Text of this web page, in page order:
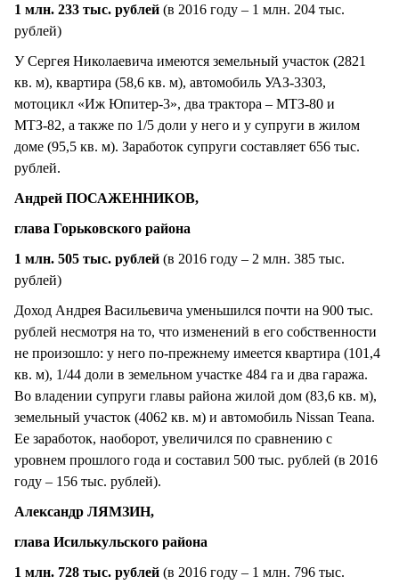
1 млн. 233 тыс. рублей (в 2016 году – 1 млн. 204 тыс.
рублей)
У Сергея Николаевича имеются земельный участок (2821
кв. м), квартира (58,6 кв. м), автомобиль УАЗ-3303,
мотоцикл «Иж Юпитер-3», два трактора – МТЗ-80 и
МТЗ-82, а также по 1/5 доли у него и у супруги в жилом
доме (95,5 кв. м). Заработок супруги составляет 656 тыс.
рублей.
Андрей ПОСАЖЕННИКОВ,
глава Горьковского района
1 млн. 505 тыс. рублей (в 2016 году – 2 млн. 385 тыс.
рублей)
Доход Андрея Васильевича уменьшился почти на 900 тыс.
рублей несмотря на то, что изменений в его собственности
не произошло: у него по-прежнему имеется квартира (101,4
кв. м), 1/44 доли в земельном участке 484 га и два гаража.
Во владении супруги главы района жилой дом (83,6 кв. м),
земельный участок (4062 кв. м) и автомобиль Nissan Teana.
Ее заработок, наоборот, увеличился по сравнению с
уровнем прошлого года и составил 500 тыс. рублей (в 2016
году – 156 тыс. рублей).
Александр ЛЯМЗИН,
глава Исилькульского района
1 млн. 728 тыс. рублей (в 2016 году – 1 млн. 796 тыс.